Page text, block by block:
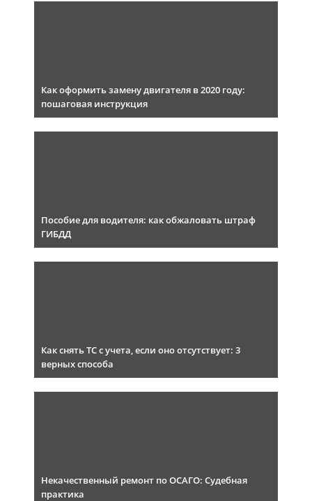
Как оформить замену двигателя в 2020 году:
пошаговая инструкция
Пособие для водителя: как обжаловать штраф
ГИБДД
Как снять ТС с учета, если оно отсутствует: 3
верных способа
Некачественный ремонт по ОСАГО: Судебная
практика